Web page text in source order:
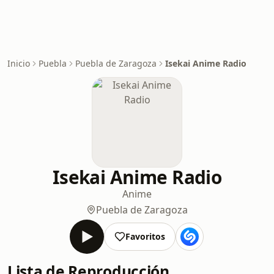
Inicio Puebla Puebla de Zaragoza Isekai Anime Radio
Isekai Anime Radio
Anime
Puebla de Zaragoza
Favoritos